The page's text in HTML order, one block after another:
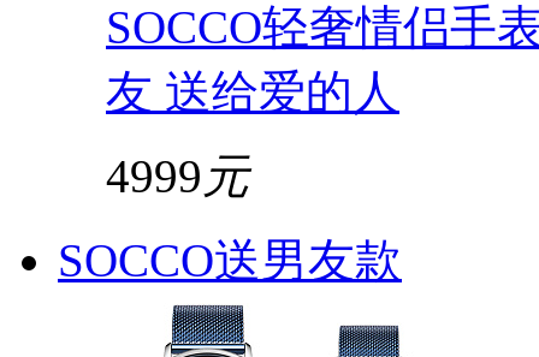
SOCCO轻奢情侣手
友 送给爱的人
4999 元
SOCCO送男友款